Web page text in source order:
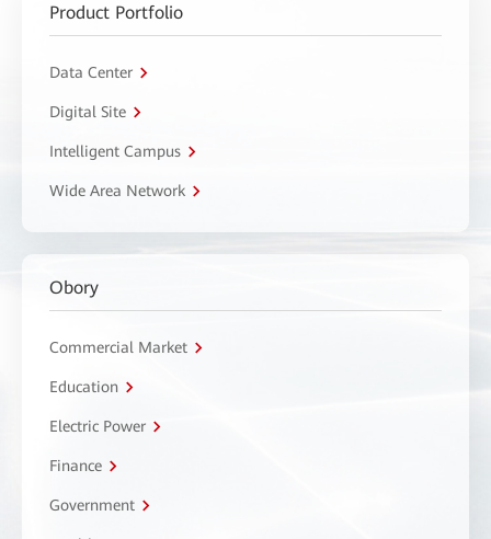
Product Portfolio
Data Center
Digital Site
Intelligent Campus
Wide Area Network
Obory
Commercial Market
Education
Electric Power
Finance
Government